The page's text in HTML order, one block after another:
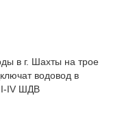
в г. Шахты на трое
водовод в
IV ШДВ